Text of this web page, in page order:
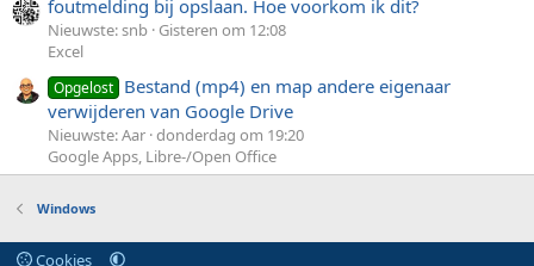
foutmelding bij opslaan. Hoe voorkom ik dit?
Nieuwste: snb Gisteren om 12:08
Excel
Opgelost Bestand (mp4) en map andere eigenaar
verwijderen van Google Drive
Nieuwste: Aar donderdag om 19:20
Google Apps, Libre-/Open Office
Windows
Cookies